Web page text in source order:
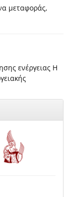
μεταφοράς,
ενέργειας Η